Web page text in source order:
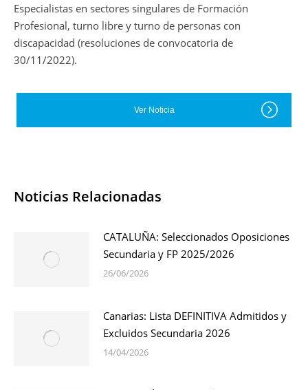
Especialistas en sectores singulares de Formación
Profesional, turno libre y turno de personas con
discapacidad (resoluciones de convocatoria de
30/11/2022).
Ver Noticia
Noticias Relacionadas
CATALUÑA: Seleccionados Oposiciones
Secundaria y FP 2025/2026
26/06/2026
Canarias: Lista DEFINITIVA Admitidos y
Excluidos Secundaria 2026
14/04/2026